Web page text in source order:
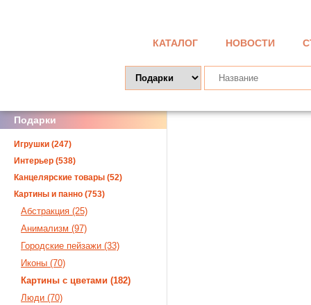
КАТАЛОГ НОВОСТИ
Подарки
Игрушки (247)
Интерьер (538)
Канцелярские товары (52)
Картины и панно (753)
Абстракция (25)
Анимализм (97)
Городские пейзажи (33)
Иконы (70)
Картины с цветами (182)
Люди (70)